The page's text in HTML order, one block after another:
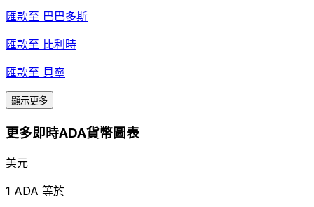
匯款至 巴巴多斯
匯款至 比利時
匯款至 貝寧
顯示更多
更多即時ADA貨幣圖表
美元
1 ADA 等於